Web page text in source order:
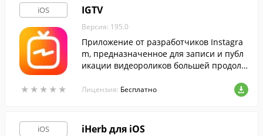
iOS
★ ★ ★ ★ ★
★ ★ ★ ★ ★
IGTV
Версия: 195.0
Приложение от разработчиков Instagra
m, предназначенное для записи и публ
икации видеороликов большей продолж
м клиентом соцсети.
Лицензия: Бесплатно
iOS iHerb для iOS